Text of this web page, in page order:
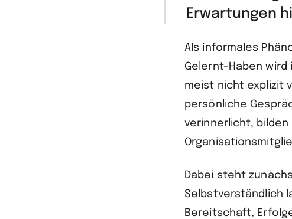
Erwartungen
Als informales
Gelernt-Haben
meist nicht explizit
persönliche
verinnerlicht,
Dabei steht
Selbstverständlich
Bereitschaft,